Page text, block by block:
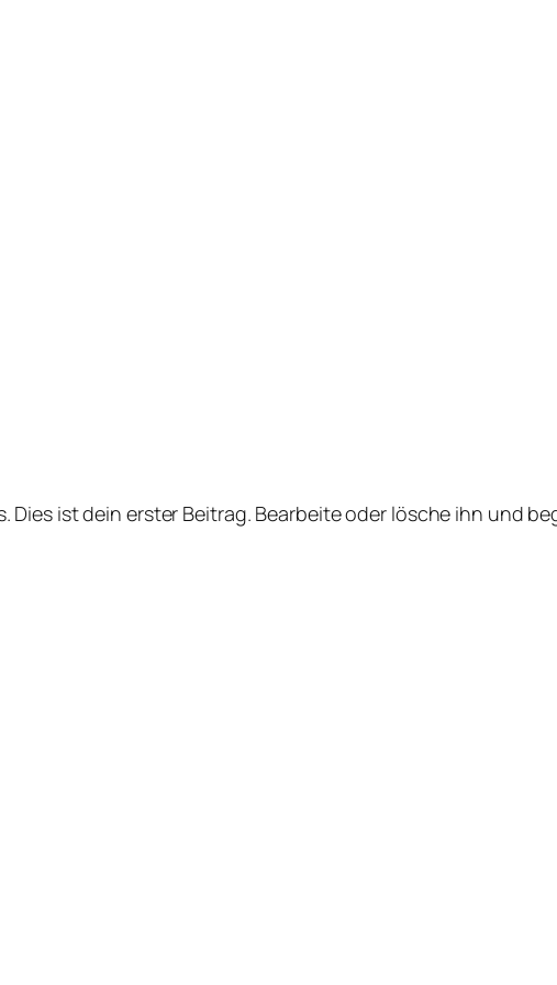
Dies ist dein erster Beitrag. Bearbeite oder lösche ihn und